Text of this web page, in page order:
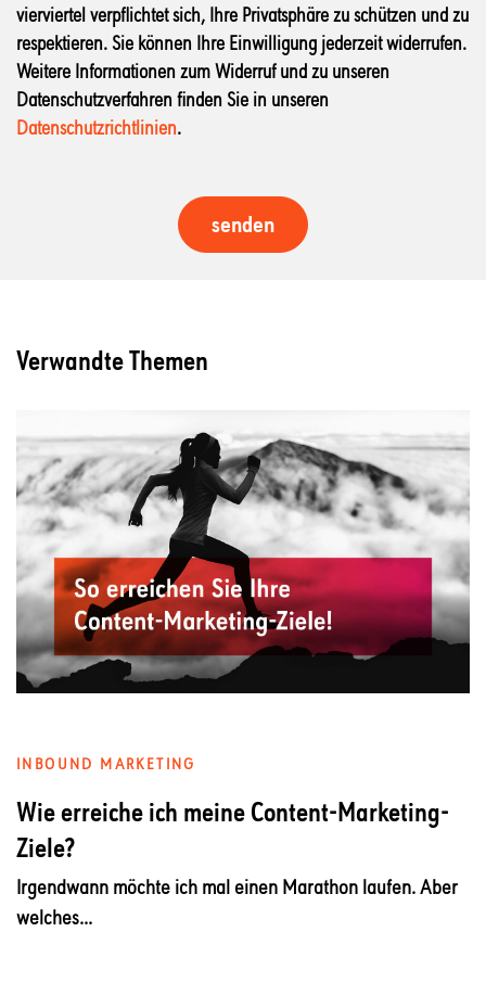
vierviertel verpflichtet sich, Ihre Privatsphäre zu schützen und zu
respektieren. Sie können Ihre Einwilligung jederzeit widerrufen.
Weitere Informationen zum Widerruf und zu unseren
Datenschutzverfahren finden Sie in unseren
Datenschutzrichtlinien.
Verwandte Themen
INBOUND MARKETING
Wie erreiche ich meine Content-Marketing-
Ziele?
Irgendwann möchte ich mal einen Marathon laufen. Aber
welches...